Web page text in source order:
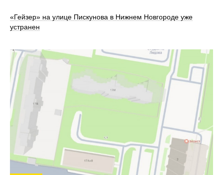
«Гейзер» на улице Пискунова в Нижнем Новгороде уже
устранен